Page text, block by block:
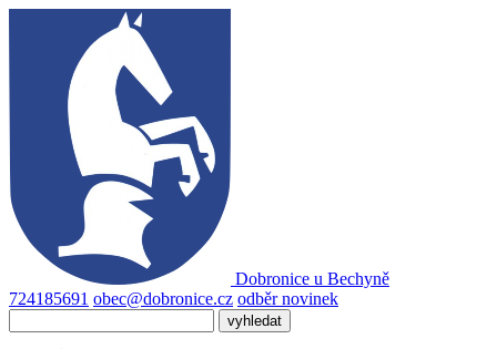
Dobronice u Bechyně
724185691 obec@dobronice.cz odběr novinek